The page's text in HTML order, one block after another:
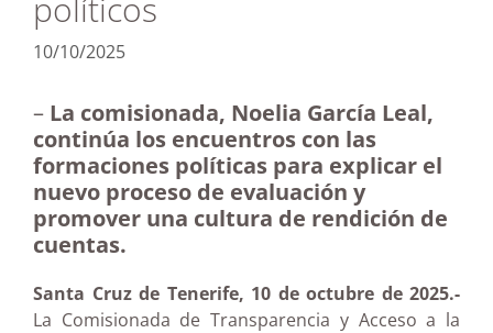
políticos
10/10/2025
– La comisionada, Noelia García Leal,
continúa los encuentros con las
formaciones políticas para explicar el
nuevo proceso de evaluación y
promover una cultura de rendición de
cuentas.
Santa Cruz de Tenerife, 10 de octubre de 2025.-
La Comisionada de Transparencia y Acceso a la